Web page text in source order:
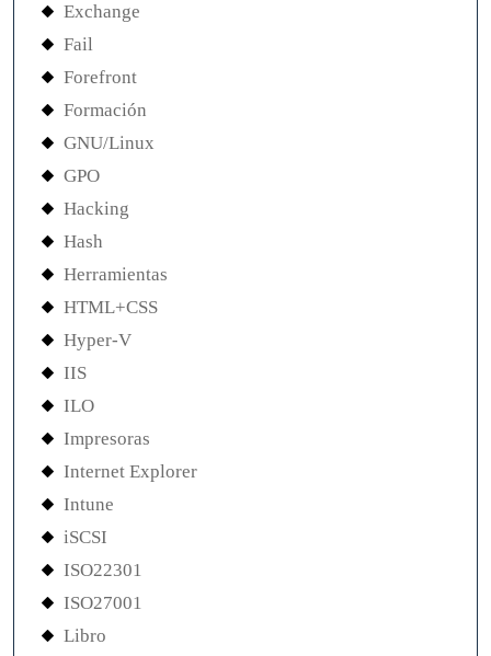
Exchange
Fail
Forefront
Formación
GNU/Linux
GPO
Hacking
Hash
Herramientas
HTML+CSS
Hyper-V
IIS
ILO
Impresoras
Internet Explorer
Intune
iSCSI
ISO22301
ISO27001
Libro